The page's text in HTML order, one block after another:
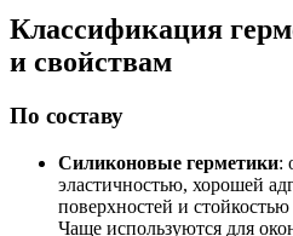
Классификация
и свойствам
По составу
Силиконовые герметики:
эластичностью, хорошей
поверхностей и
Чаще используются для